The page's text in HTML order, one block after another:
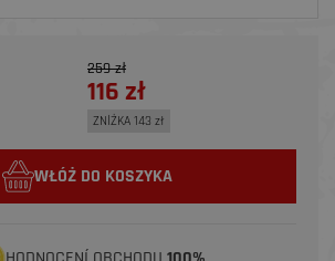
259 zł
116 zł
ZNİŻKA 143 zł
WŁÓŻ DO KOSZYKA